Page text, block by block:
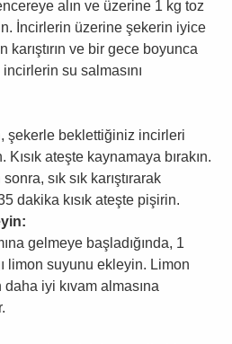
alın ve üzerine 1 kg toz
İncirlerin üzerine şekerin iyice
karıştırın ve bir gece boyunca
su salmasını
şekerle beklettiğiniz incirleri
Kısık ateşte kaynamaya bırakın.
sık sık karıştırarak
dakika kısık ateşte pişirin.
gelmeye başladığında, 1
limon suyunu ekleyin. Limon
iyi kıvam almasına